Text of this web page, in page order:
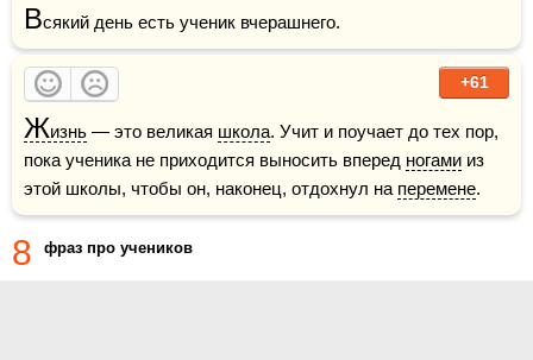
Всякий день есть ученик вчерашнего.
+61
Жизнь — это великая школа. Учит и поучает до тех пор,
пока ученика не приходится выносить вперед ногами из
этой школы, чтобы он, наконец, отдохнул на перемене.
8 фраз про учеников